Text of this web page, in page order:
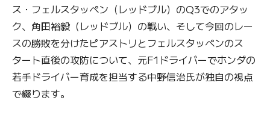
ス・フェルスタッペン（レッドブル）のQ3でのアタッ
ク、角田裕毅（レッドブル）の戦い、そして今回のレー
スの勝敗を分けたピアストリとフェルスタッペンのス
タート直後の攻防について、元F1ドライバーでホンダの
若手ドライバー育成を担当する中野信治氏が独自の視点
で綴ります。